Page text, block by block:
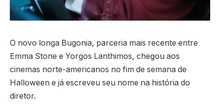
O novo longa Bugonia, parceria mais recente entre
Emma Stone e Yorgos Lanthimos, chegou aos
cinemas norte-americanos no fim de semana de
Halloween e já escreveu seu nome na história do
diretor.